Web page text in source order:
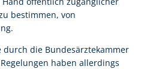
bestimmen, von
die Bundesärztekammer
haben allerdings